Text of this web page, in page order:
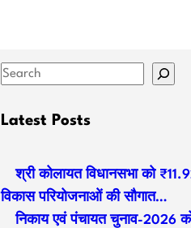
S
aLatest Posts
श्री कोलायत विधानसभा को
विकास परियोजनाओं की सौगात…
निकाय एवं पंचायत चुनाव-2026